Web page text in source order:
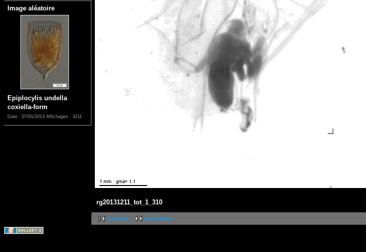
Image aléatoire
Epiplocylis undella
coxiella-form
Date : 07/01/2013 Affichages : 3211
rg20131211_tot_1_310
première précédente